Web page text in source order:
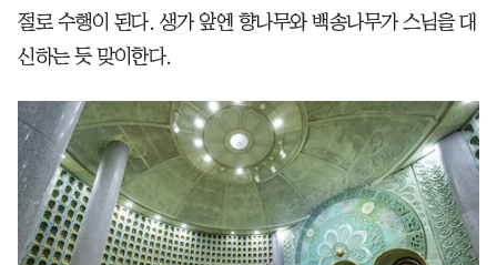
절로 수행이 된다. 생가 앞엔 향나무와 백송나무가 스님을 대
신하는 듯 맞이한다.